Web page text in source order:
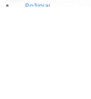
Rožiniai